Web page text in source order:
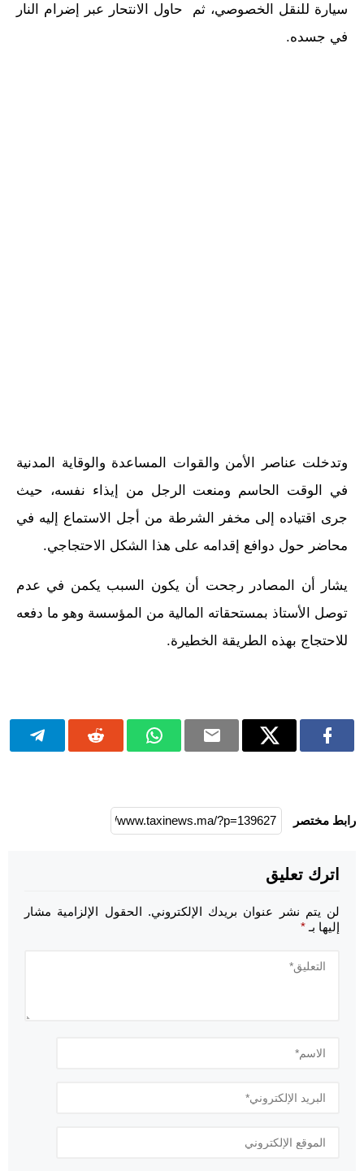
سيارة للنقل الخصوصي، ثم حاول الانتحار عبر إضرام النار
في جسده.
وتدخلت عناصر الأمن والقوات المساعدة والوقاية المدنية
في الوقت الحاسم ومنعت الرجل من إيذاء نفسه، حيث
جرى اقتياده إلى مخفر الشرطة من أجل الاستماع إليه في
محاضر حول دوافع إقدامه على هذا الشكل الاحتجاجي.
يشار أن المصادر رجحت أن يكون السبب يكمن في عدم
توصل الأستاذ بمستحقاته المالية من المؤسسة وهو ما دفعه
للاحتجاج بهذه الطريقة الخطيرة.
رابط مختصر
اترك تعليق
لن يتم نشر عنوان بريدك الإلكتروني. الحقول الإلزامية مشار
إليها بـ *